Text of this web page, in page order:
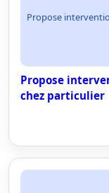
Propose
Propose
chez particulier